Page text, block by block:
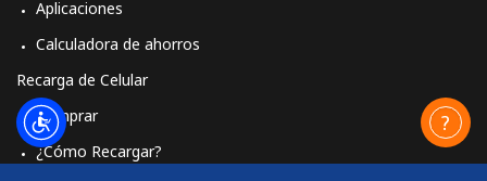
Aplicaciones
Calculadora de ahorros
Recarga de Celular
Comprar
¿Cómo Recargar?